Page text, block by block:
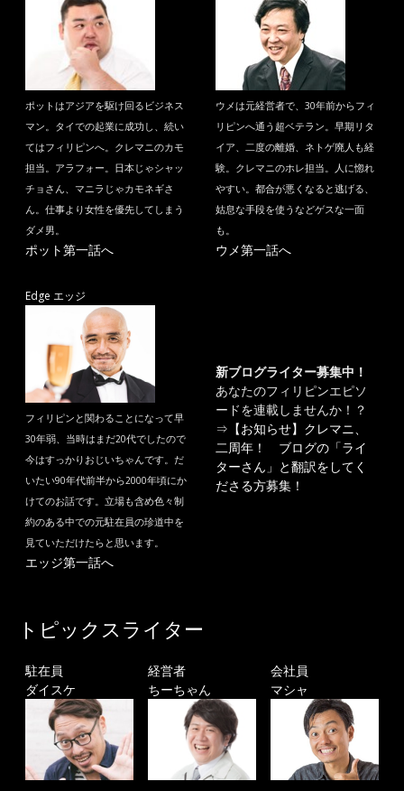
ポットはアジアを駆け回るビジネス
マン。タイでの起業に成功し、続い
てはフィリピンへ。クレマニのカモ
担当。アラフォー。日本じゃシャッ
チョさん、マニラじゃカモネギさ
ん。仕事より女性を優先してしまう
ダメ男。
ポット第一話へ
ウメは元経営者で、30年前からフィ
リピンへ通う超ベテラン。早期リタ
イア、二度の離婚、ネトゲ廃人も経
験。クレマニのホレ担当。人に惚れ
やすい。都合が悪くなると逃げる、
姑息な手段を使うなどゲスな一面
も。
ウメ第一話へ
Edge エッジ
フィリピンと関わることになって早
30年弱、当時はまだ20代でしたので
今はすっかりおじいちゃんです。だ
いたい90年代前半から2000年頃にか
けてのお話です。立場も含め色々制
約のある中での元駐在員の珍道中を
見ていただけたらと思います。
エッジ第一話へ
新ブログライター募集中！
あなたのフィリピンエピソ
ードを連載しませんか！？
⇒ 【お知らせ】クレマニ、
二周年！ ブログの「ライ
ターさん」と翻訳をしてく
ださる方募集！
トピックスライター
駐在員
ダイスケ
経営者
ちーちゃん
会社員
マシャ